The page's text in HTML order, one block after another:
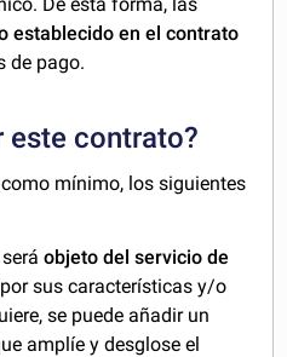
establecido en el contrato
de pago.
este contrato?
mínimo, los siguientes
seráobjeto del servicio de
sus características y/o
se puede añadir un
amplíe y desglose el